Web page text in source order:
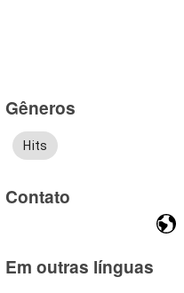
Gêneros
Hits
Contato
Em outras línguas